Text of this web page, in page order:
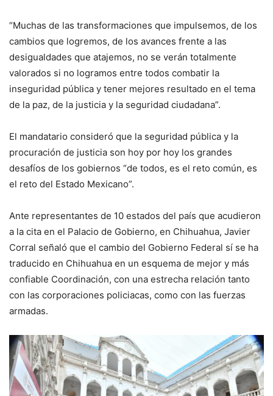
“Muchas de las transformaciones que impulsemos, de los
cambios que logremos, de los avances frente a las
desigualdades que atajemos, no se verán totalmente
valorados si no logramos entre todos combatir la
inseguridad pública y tener mejores resultado en el tema
de la paz, de la justicia y la seguridad ciudadana”.
El mandatario consideró que la seguridad pública y la
procuración de justicia son hoy por hoy los grandes
desafíos de los gobiernos “de todos, es el reto común, es
el reto del Estado Mexicano”.
Ante representantes de 10 estados del país que acudieron
a la cita en el Palacio de Gobierno, en Chihuahua, Javier
Corral señaló que el cambio del Gobierno Federal sí se ha
traducido en Chihuahua en un esquema de mejor y más
confiable Coordinación, con una estrecha relación tanto
con las corporaciones policiacas, como con las fuerzas
armadas.